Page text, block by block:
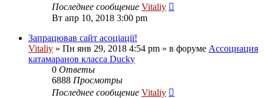
Последнее сообщение Vitaliy
Вт апр 10, 2018 3:00 pm
Запрацював сайт асоціації!
Vitaliy » Пн янв 29, 2018 4:54 pm » в форуме Ассоциация
катамаранов класса Ducky
0 Ответы
6888 Просмотры
Последнее сообщение Vitaliy